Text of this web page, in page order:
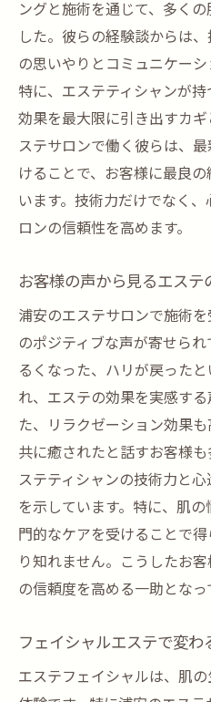
ングと施術を通じて、多く
した。彼らの経験談からは
の思いやりとコミュニケーシ
特に、エステティシャンが
効果を最大限に引き出すカ
ステサロンで働く彼らは、
けることで、お客様に最良
います。技術力だけでなく
ロンの信頼性を高めます。
お客様の声から見るエステ
浦安のエステサロンで施術
のポジティブな声が寄せら
るくなった、ハリが戻った
れ、エステの効果を実感す
た、リラクゼーション効果
共に癒されたと話すお客様
ステティシャンの技術力と
を示しています。特に、肌
門的なケアを受けることで
り知れません。こうしたお
の信頼度を高める一助となっ
フェイシャルエステで変わ
エステフェイシャルは、肌